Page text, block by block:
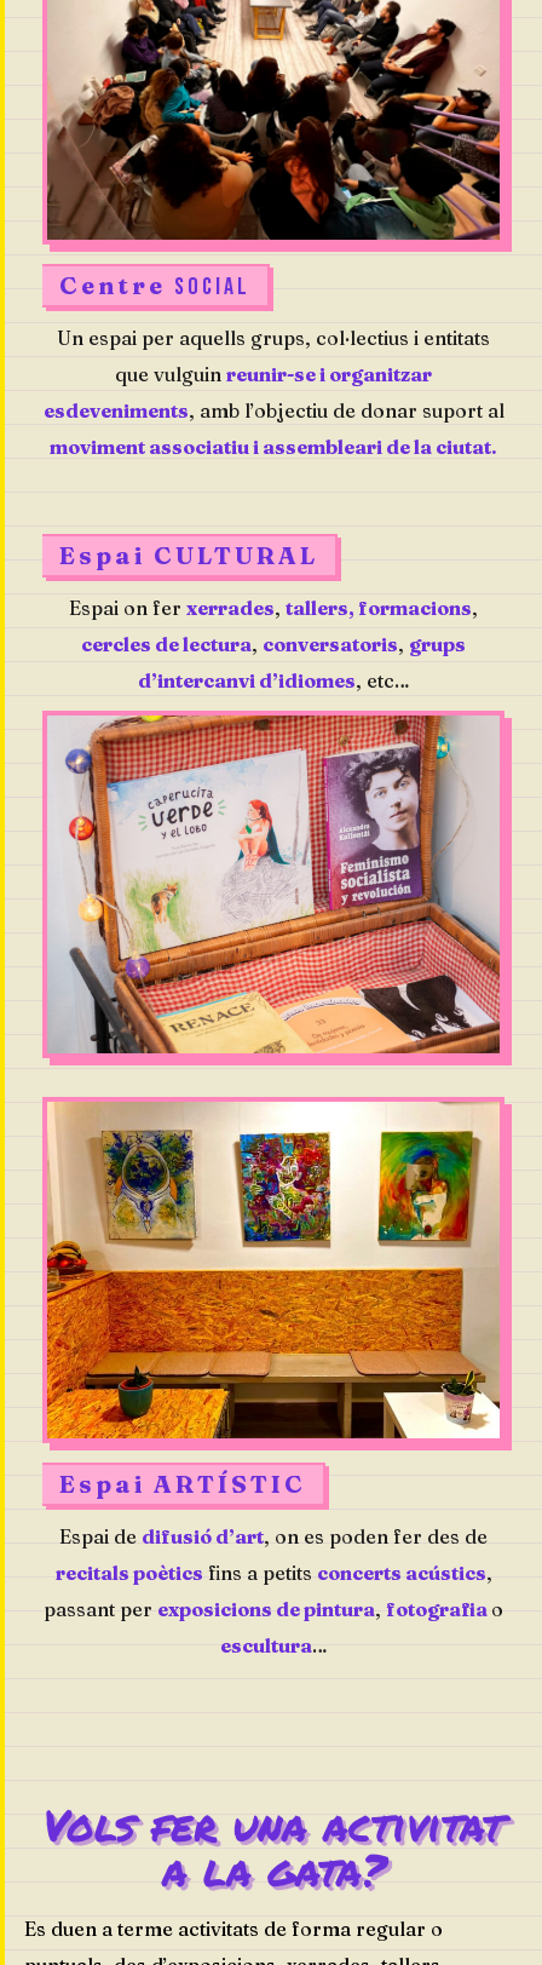
Centre SOCIAL
Un espai per aquells grups, col·lectius i entitats
que vulguin reunir-se i organitzar
esdeveniments, amb l’objectiu de donar suport al
moviment associatiu i assembleari de la ciutat.
Espai CULTURAL
Espai on fer xerrades, tallers, formacions,
cercles de lectura, conversatoris, grups
d’intercanvi d’idiomes, etc…
Espai ARTÍSTIC
Espai de difusió d’art, on es poden fer des de
recitals poètics fins a petits concerts acústics,
passant per exposicions de pintura, fotografia o
escultura…
Vols fer una activitat
a la gata?
Es duen a terme activitats de forma regular o